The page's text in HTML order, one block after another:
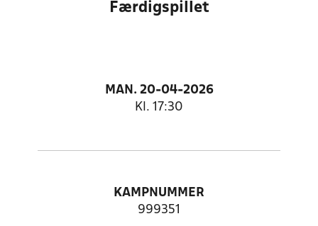
Færdigspillet
MAN. 20-04-2026
Kl. 17:30
KAMPNUMMER
999351